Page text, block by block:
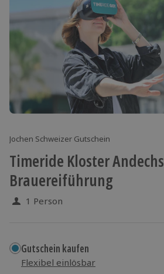
Jochen Schweizer Gutschein
Timeride Kloster Andechs
Brauereiführung
1 Person
Gutschein kaufen
Flexibel einlösbar